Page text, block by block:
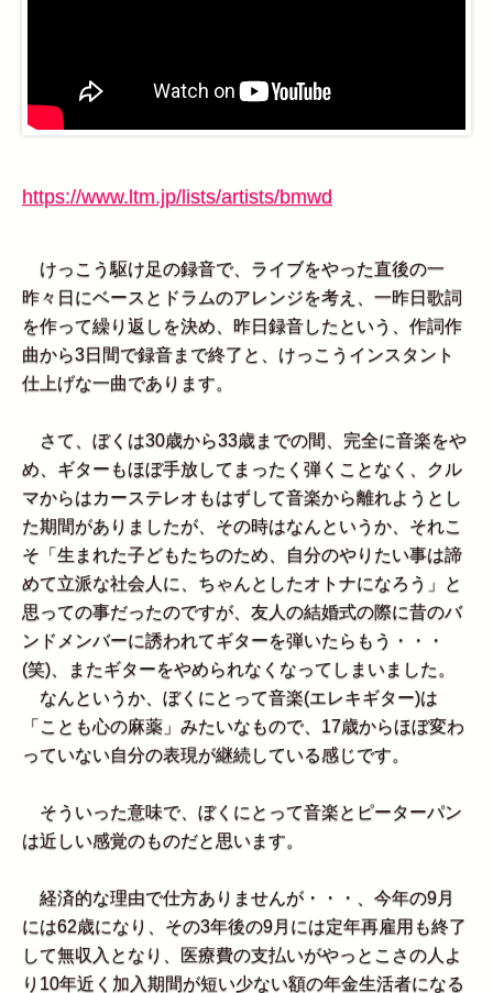
https://www.ltm.jp/lists/artists/bmwd
けっこう駆け足の録音で、ライブをやった直後の一
昨々日にベースとドラムのアレンジを考え、一昨日歌詞
を作って繰り返しを決め、昨日録音したという、作詞作
曲から3日間で録音まで終了と、けっこうインスタント
仕上げな一曲であります。
さて、ぼくは30歳から33歳までの間、完全に音楽をや
め、ギターもほぼ手放してまったく弾くことなく、クル
マからはカーステレオもはずして音楽から離れようとし
た期間がありましたが、その時はなんというか、それこ
そ「生まれた子どもたちのため、自分のやりたい事は諦
めて立派な社会人に、ちゃんとしたオトナになろう」と
思っての事だったのですが、友人の結婚式の際に昔のバ
ンドメンバーに誘われてギターを弾いたらもう・・・
(笑)、またギターをやめられなくなってしまいました。
なんというか、ぼくにとって音楽(エレキギター)は
「ことも心の麻薬」みたいなもので、17歳からほぼ変わ
っていない自分の表現が継続している感じです。
そういった意味で、ぼくにとって音楽とピーターパン
は近しい感覚のものだと思います。
経済的な理由で仕方ありませんが・・・、今年の9月
には62歳になり、その3年後の9月には定年再雇用も終了
して無収入となり、医療費の支払いがやっとこさの人よ
り10年近く加入期間が短い少ない額の年金生活者になる